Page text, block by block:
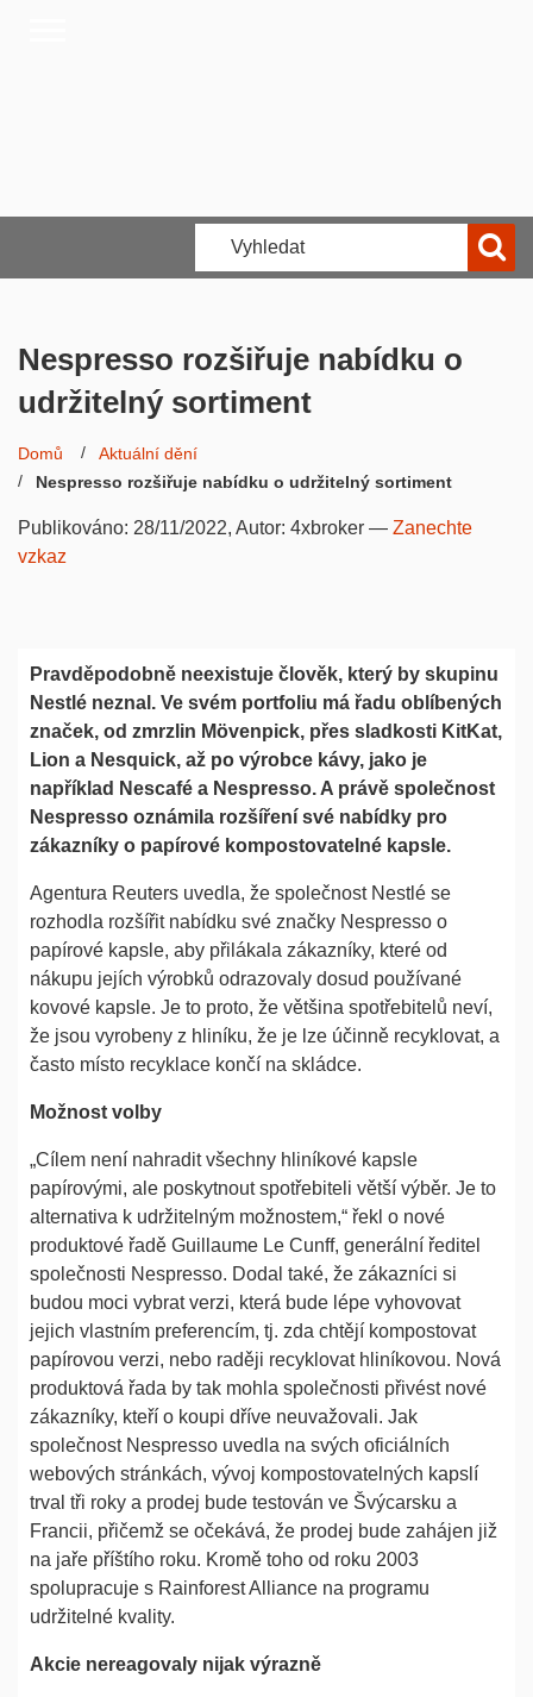
Nespresso rozšiřuje nabídku o
udržitelný sortiment
Domů
Aktuální dění
Nespresso rozšiřuje nabídku o udržitelný sortiment
Publikováno: 28/11/2022, Autor: 4xbroker — Zanechte
vzkaz
Pravděpodobně neexistuje člověk, který by skupinu
Nestlé neznal. Ve svém portfoliu má řadu oblíbených
značek, od zmrzlin Mövenpick, přes sladkosti KitKat,
Lion a Nesquick, až po výrobce kávy, jako je
například Nescafé a Nespresso. A právě společnost
Nespresso oznámila rozšíření své nabídky pro
zákazníky o papírové kompostovatelné kapsle.
Agentura Reuters uvedla, že společnost Nestlé se
rozhodla rozšířit nabídku své značky Nespresso o
papírové kapsle, aby přilákala zákazníky, které od
nákupu jejích výrobků odrazovaly dosud používané
kovové kapsle. Je to proto, že většina spotřebitelů neví,
že jsou vyrobeny z hliníku, že je lze účinně recyklovat, a
často místo recyklace končí na skládce.
Možnost volby
„Cílem není nahradit všechny hliníkové kapsle
papírovými, ale poskytnout spotřebiteli větší výběr. Je to
alternativa k udržitelným možnostem,“ řekl o nové
produktové řadě Guillaume Le Cunff, generální ředitel
společnosti Nespresso. Dodal také, že zákazníci si
budou moci vybrat verzi, která bude lépe vyhovovat
jejich vlastním preferencím, tj. zda chtějí kompostovat
papírovou verzi, nebo raději recyklovat hliníkovou. Nová
produktová řada by tak mohla společnosti přivést nové
zákazníky, kteří o koupi dříve neuvažovali. Jak
společnost Nespresso uvedla na svých oficiálních
webových stránkách, vývoj kompostovatelných kapslí
trval tři roky a prodej bude testován ve Švýcarsku a
Francii, přičemž se očekává, že prodej bude zahájen již
na jaře příštího roku. Kromě toho od roku 2003
spolupracuje s Rainforest Alliance na programu
udržitelné kvality.
Akcie nereagovaly nijak výrazně